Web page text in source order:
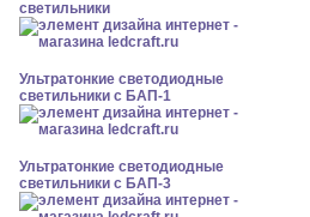
светильники
Ультратонкие светодиодные
светильники с БАП-1
Ультратонкие светодиодные
светильники с БАП-3